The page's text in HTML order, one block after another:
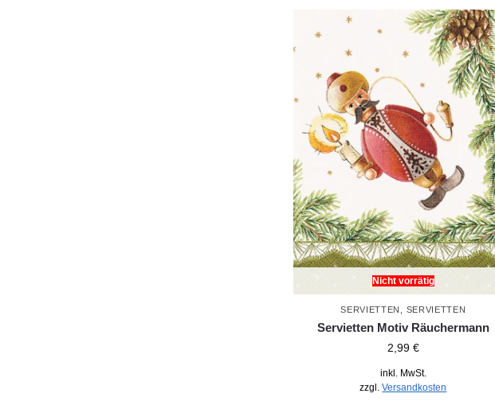
Nicht vorrätig
SERVIETTEN , SERVIETTEN
Servietten Motiv Räuchermann
2,99 €
inkl. MwSt.
zzgl.Versandkosten